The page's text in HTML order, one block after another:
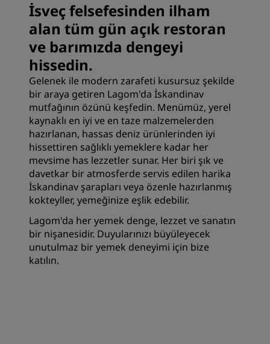
İsveç felsefesinden ilham
alan tüm gün açık restoran
ve barımızda dengeyi
hissedin.
Gelenek ile modern zarafeti kusursuz şekilde
bir araya getiren Lagom'da İskandinav
mutfağının özünü keşfedin. Menümüz, yerel
kaynaklı en iyi ve en taze malzemelerden
hazırlanan, hassas deniz ürünlerinden iyi
hissettiren sağlıklı yemeklere kadar her
mevsime has lezzetler sunar. Her biri şık ve
davetkar bir atmosferde servis edilen harika
İskandinav şarapları veya özenle hazırlanmış
kokteyller, yemeğinize eşlik edebilir.
Lagom'da her yemek denge, lezzet ve sanatın
bir nişanesidir. Duyularınızı büyüleyecek
unutulmaz bir yemek deneyimi için bize
katılın.